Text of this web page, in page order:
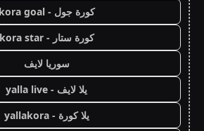
كورة جول - kora goal
كورة ستار - kora star
سوريا لايف
يلا لايف - yalla live
يلا كورة - yallakora